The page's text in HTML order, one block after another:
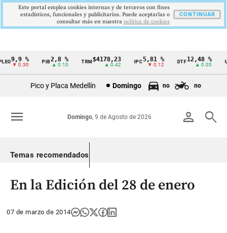
Cintillo
Colombia
9,9 %
▼ 0.30
PIB2,8 %
▲ 0.10
TRM$4178,23
▲ 0.42
IPC5,81 %
▼ 0.12
DTF12,48 %
▲ 0.05
Pico y Placa Medellín Domingo no no
person search
Domingo, 9 de Agosto de 2026
menu
Temas recomendados
En la Edición del 28 de enero
07 de marzo de 2014
Este portal emplea cookies internas y de terceros con fines
estadísticos, funcionales y publicitarios. Puede aceptarlas o
consultar más en nuestra politica de cookies
CONTINUAR